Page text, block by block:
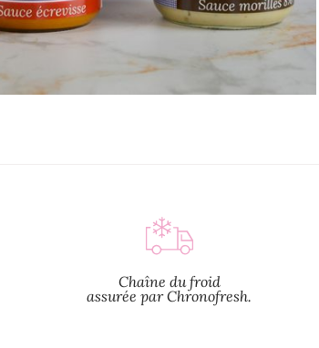
Chaîne du froid
assurée par Chronofresh.